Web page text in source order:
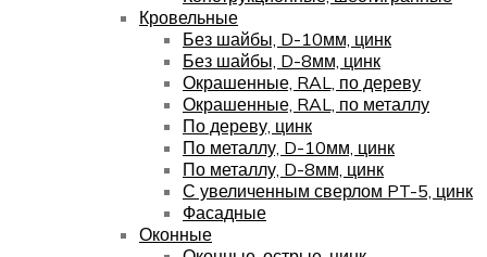
Кровельные
Без шайбы, D-10мм, цинк
Без шайбы, D-8мм, цинк
Окрашенные, RAL, по дереву
Окрашенные, RAL, по металлу
По дереву, цинк
По металлу, D-10мм, цинк
По металлу, D-8мм, цинк
С увеличенным сверлом PT-5, цинк
Фасадные
Оконные